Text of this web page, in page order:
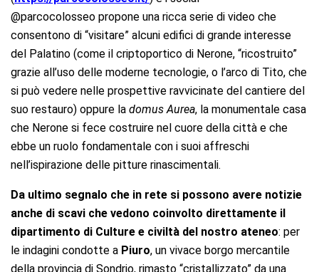
@parcocolosseo propone una ricca serie di video che
consentono di “visitare” alcuni edifici di grande interesse
del Palatino (come il criptoportico di Nerone, “ricostruito”
grazie all’uso delle moderne tecnologie, o l’arco di Tito, che
si può vedere nelle prospettive ravvicinate del cantiere del
suo restauro) oppure la domus Aurea, la monumentale casa
che Nerone si fece costruire nel cuore della città e che
ebbe un ruolo fondamentale con i suoi affreschi
nell’ispirazione delle pitture rinascimentali.
Da ultimo segnalo che in rete si possono avere notizie
anche di scavi che vedono coinvolto direttamente il
dipartimento di Culture e civiltà del nostro ateneo: per
le indagini condotte a Piuro, un vivace borgo mercantile
della provincia di Sondrio, rimasto “cristallizzato” da una